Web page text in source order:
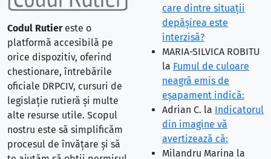
Codul Rutiereste o
platformă accesibilă pe
orice dispozitiv, oferind
chestionare, întrebările
oficiale DRPCIV, cursuri de
legislație rutieră și multe
alte resurse utile. Scopul
nostru este să simplificăm
procesul de învățare și să
care dintre situaţii
depăşirea este
interzisă?
MARIA-SILVICA ROBITU
la Fumul de culoare
neagră emis de
eşapament indică:
Adrian C. la Indicatorul
din imagine vă
avertizează că:
Milandru Marina la